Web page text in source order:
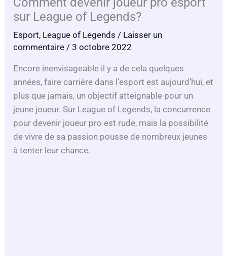
sur League of Legends?
Esport, League of Legends / Laisser un
commentaire / 3 octobre 2022
Encore inenvisageable il y a de cela quelques
années, faire carrière dans l’esport est aujourd’hui, et
plus que jamais, un objectif atteignable pour un
jeune joueur. Sur League of Legends, la concurrence
pour devenir joueur pro est rude, mais la possibilité
de vivre de sa passion pousse de nombreux jeunes
à tenter leur chance.